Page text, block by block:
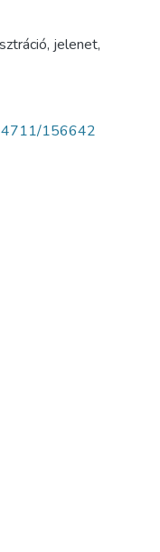
, jelenet,
156642